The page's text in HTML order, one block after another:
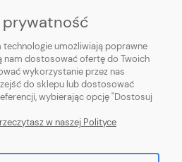
prywatność
umożliwiają poprawne
nam dostosować ofertę do Twoich
wykorzystanie przez nas
do sklepu lub dostosować
wybierając opcję "Dostosuj
w naszej Polityce